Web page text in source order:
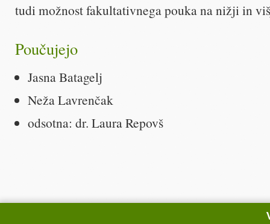
tudi možnost fakultativnega pouka na nižji in
Poučujejo
Jasna Batagelj
Neža Lavrenčak
odsotna: dr. Laura Repovš